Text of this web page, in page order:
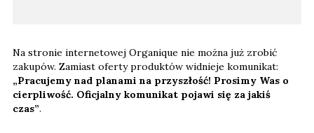
Na stronie internetowej Organique nie można już zrobić
zakupów. Zamiast oferty produktów widnieje komunikat:
„Pracujemy nad planami na przyszłość! Prosimy Was o
cierpliwość. Oficjalny komunikat pojawi się za jakiś
czas”.